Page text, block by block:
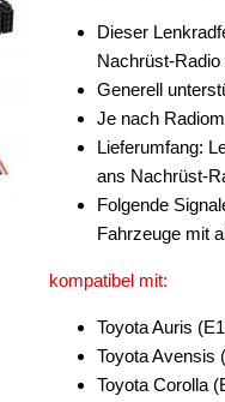
Dieser
Nachrüst-
Generell
Je nach
Lieferumfang:
ans Nachrüst-
Folgende
Fahrzeuge mit
kompatibel mit:
Toyota Auris
Toyota Avensis
Toyota Corolla